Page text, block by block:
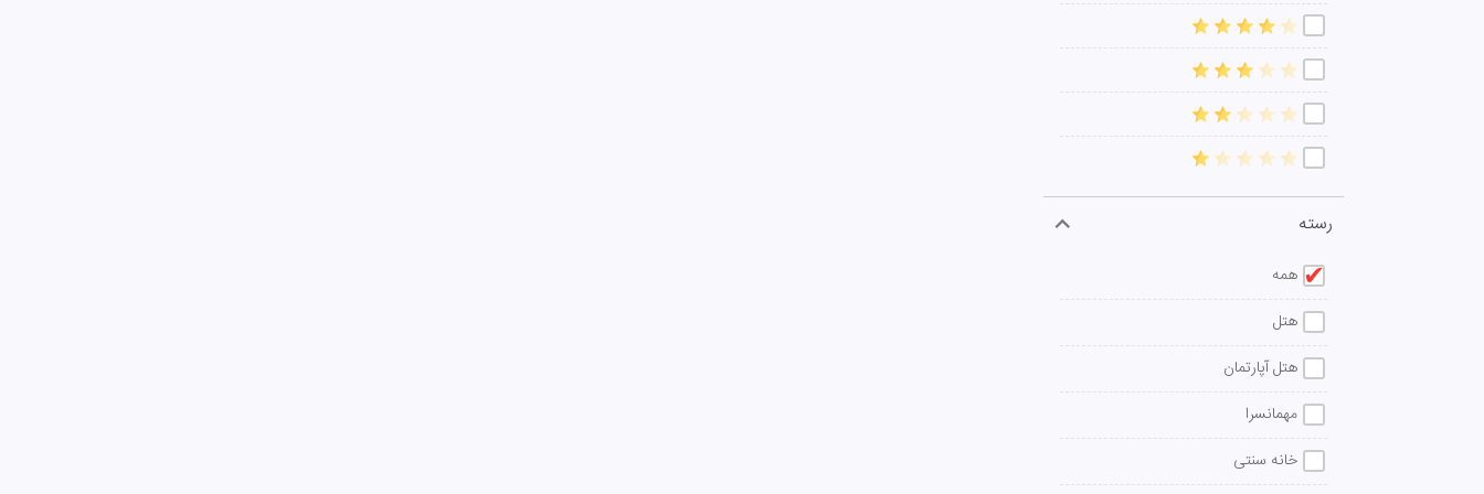
رسته
همه
هتل
هتل آپارتمان
مهمانسرا
خانه سنتی